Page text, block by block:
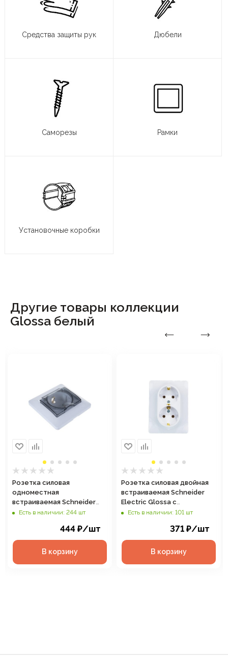
Средства защиты рук Дюбели
Саморезы Рамки
Установочные коробки
Другие товары коллекции
Glossa белый
Розетка силовая
одноместная
встраиваемая Schneider
Electric Glossa с
арт. GSL000148
Есть в наличии: 244 шт
444 ₽/шт
В корзину
Розетка силовая двойная
встраиваемая Schneider
Electric Glossa с
заземлением, цвет белый,
Есть в наличии: 101 шт
371 ₽/шт
В корзину